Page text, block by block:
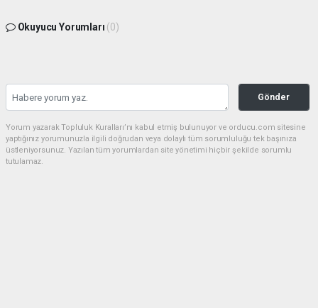
Okuyucu Yorumları (0)
Gönder
Yorum yazarak Topluluk Kuralları’nı kabul etmiş bulunuyor ve orducu.com sitesine
yaptığınız yorumunuzla ilgili doğrudan veya dolaylı tüm sorumluluğu tek başınıza
üstleniyorsunuz. Yazılan tüm yorumlardan site yönetimi hiçbir şekilde sorumlu
tutulamaz.